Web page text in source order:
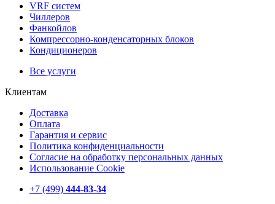
VRF систем
Чиллеров
Фанкойлов
Компрессорно-конденсаторных блоков
Кондиционеров
Все услуги
Клиентам
Доставка
Оплата
Гарантия и сервис
Политика конфиденциальности
Согласие на обработку персональных данных
Использование Cookie
+7 (499) 444-83-34